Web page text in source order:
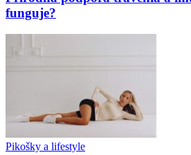
funguje?
Pikošky a lifestyle